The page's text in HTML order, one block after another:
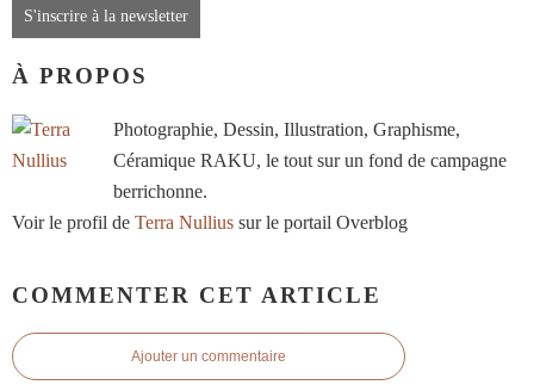
S'inscrire à la newsletter
À PROPOS
Photographie, Dessin, Illustration, Graphisme,
Céramique RAKU, le tout sur un fond de campagne
berrichonne.
Voir le profil de Terra Nullius sur le portail Overblog
COMMENTER CET ARTICLE
Ajouter un commentaire